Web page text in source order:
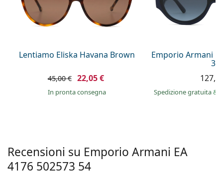
Persol
Prada
è offline
Lentiamo Eliska Havana Brown
45,00 € 22,05 €
in pronta consegna
Emporio Armani
36
Spedizione gratuita&
Recensioni su Emporio Armani EA
4176 502573 54